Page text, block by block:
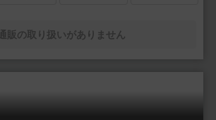
通販の取り扱いがありません